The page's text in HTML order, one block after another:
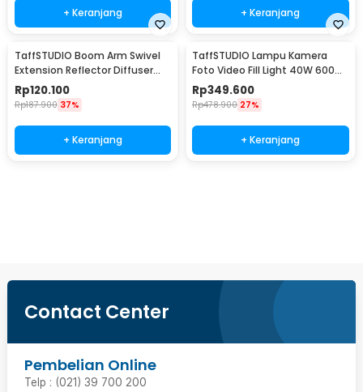
+ Keranjang + Keranjang
TaffSTUDIO Boom Arm Swivel
Extension Reflector Diffuser
Clamp - CD-60
Rp120.100
Rp187.900 37%
+ Keranjang
TaffSTUDIO Lampu Kamera
Foto Video Fill Light 40W 600
LED - U600+
Rp349.600
Rp478.900 27%
+ Keranjang
Contact Center
Pembelian Online
Telp : (021) 39 700 200